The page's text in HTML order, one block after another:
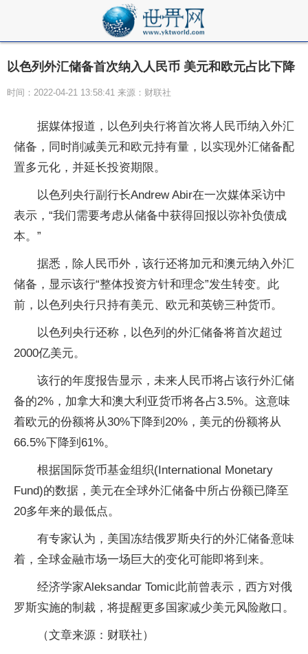
以色列外汇储备首次纳入人民币 美元和欧元占比下降
时间：2022-04-21 13:58:41 来源：财联社
据媒体报道，以色列央行将首次将人民币纳入外汇
储备，同时削减美元和欧元持有量，以实现外汇储备配
置多元化，并延长投资期限。
以色列央行副行长Andrew Abir在一次媒体采访中
表示，“我们需要考虑从储备中获得回报以弥补负债成
本。”
据悉，除人民币外，该行还将加元和澳元纳入外汇
储备，显示该行“整体投资方针和理念”发生转变。此
前，以色列央行只持有美元、欧元和英镑三种货币。
以色列央行还称，以色列的外汇储备将首次超过
2000亿美元。
该行的年度报告显示，未来人民币将占该行外汇储
备的2%，加拿大和澳大利亚货币将各占3.5%。这意味
着欧元的份额将从30%下降到20%，美元的份额将从
66.5%下降到61%。
根据国际货币基金组织(International Monetary
Fund)的数据，美元在全球外汇储备中所占份额已降至
20多年来的最低点。
有专家认为，美国冻结俄罗斯央行的外汇储备意味
着，全球金融市场一场巨大的变化可能即将到来。
经济学家Aleksandar Tomic此前曾表示，西方对俄
罗斯实施的制裁，将提醒更多国家减少美元风险敞口。
（文章来源：财联社）